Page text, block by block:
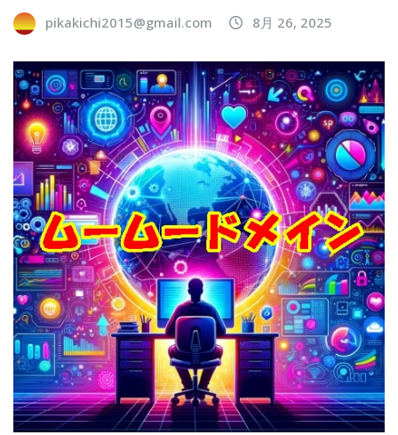
pikakichi2015@gmail.com 8月 26, 2025